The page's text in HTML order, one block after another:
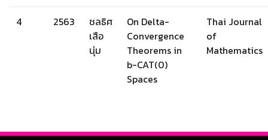
4 2563
ชลธิศ
เสือ
นุ่ม
On Delta-
Convergence
Theorems in
b-CAT(0)
Spaces
Thai Journal
of
Mathematics